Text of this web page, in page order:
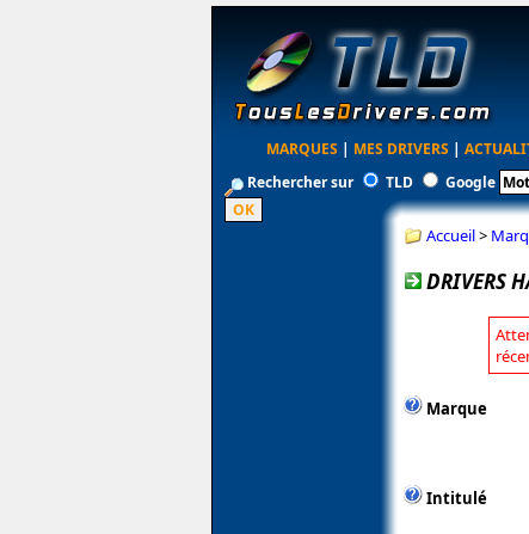
MARQUES | MES DRIVERS |
Rechercher sur
TLD Google
Accueil>
DRIVERS
Marque
Intitulé